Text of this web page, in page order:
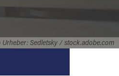
Urheber: Sedletsky / stock.adobe.com